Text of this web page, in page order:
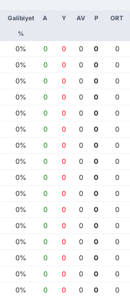
Galibiyet
%
A Y AV P ORT
0% 0 0 0 0
0
0% 0 0 0 0
0
0% 0 0 0 0
0
0% 0 0 0 0
0
0% 0 0 0 0
0
0% 0 0 0 0
0
0% 0 0 0 0
0
0% 0 0 0 0
0
0% 0 0 0 0
0
0% 0 0 0 0
0
0% 0 0 0 0
0
0% 0 0 0 0
0
0% 0 0 0 0
0
0% 0 0 0 0
0
0% 0 0 0 0
0
0% 0 0 0 0
0